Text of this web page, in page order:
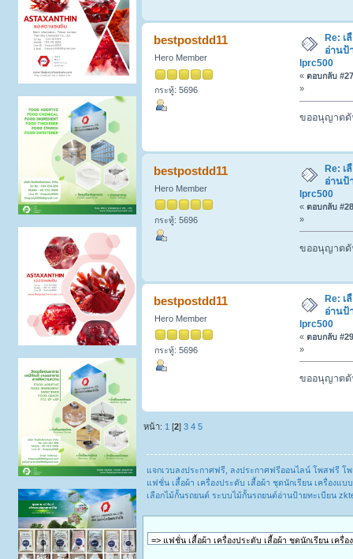
bestpostdd11
Hero Member
กระทู้: 5696
Re:
อ่านป้
lprc500
« ตอบกลับ
»
ขออนุญาตดั
bestpostdd11
Hero Member
กระทู้: 5696
Re: เ
อ่านป้
lprc500
« ตอบกลับ
»
ขออนุญาตดั
bestpostdd11
Hero Member
กระทู้: 5696
Re: เ
อ่านป้
lprc500
« ตอบกลับ
»
ขออนุญาตดั
หน้า: 1 [2]3 4 5
แจกเวบลงประกาศฟรี, ลงประกาศฟรีออนไลน์ โพสฟรี โ
แฟชั่น เสื้อผ้า เครื่องประดับ เสื้อผ้า ชุดนักเรียน เครื่องแ
เลือกไม้กั้นรถยนต์ ระบบไม้กั้นรถยนต์อ่านป้ายทะเบียน